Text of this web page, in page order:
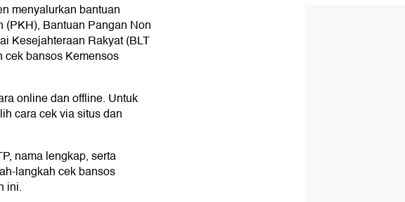
menyalurkan bantuan
Bantuan Pangan Non
Kesejahteraan Rakyat (BLT
cek bansos Kemensos
online dan offline. Untuk
cara cek via situs dan
nama lengkap, serta
langkah cek bansos
ini.